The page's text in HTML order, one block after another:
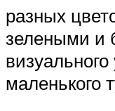
разных
зелеными и
маленького